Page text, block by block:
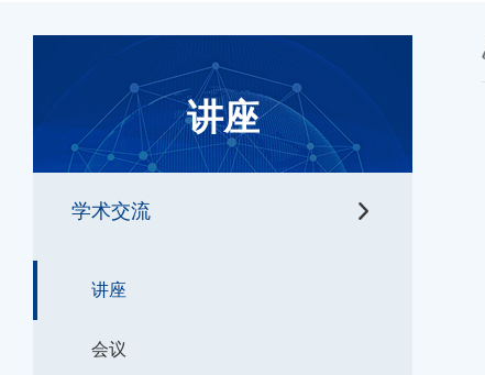
讲座
学术交流
讲座
会议